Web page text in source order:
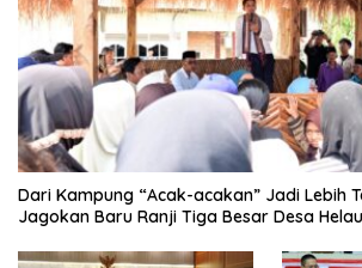
Dari Kampung “Acak-acakan” Jadi Lebih
Jagokan Baru Ranji Tiga Besar Desa Helau